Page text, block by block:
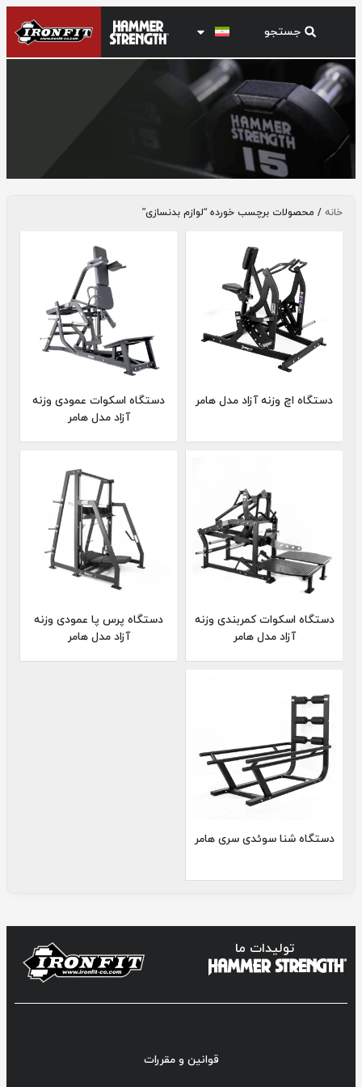
لوازم بدنسازیخانه / محصولات برچسب خورده “لوازم بدنسازی”
دستگاه اچ وزنه آزاد مدل هامر
دستگاه اسکوات عمودی وزنه
آزاد مدل هامر
دستگاه اسکوات کمربندی وزنه
آزاد مدل هامر
دستگاه پرس پا عمودی وزنه
آزاد مدل هامر
دستگاه شنا سوئدی سری هامر
تولیدات ما
قوانین و مقررات